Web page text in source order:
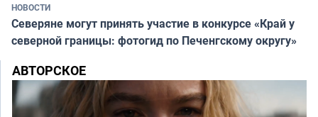
НОВОСТИ
Северяне могут принять участие в конкурсе «Край у
северной границы: фотогид по Печенгскому округу»
АВТОРСКОЕ